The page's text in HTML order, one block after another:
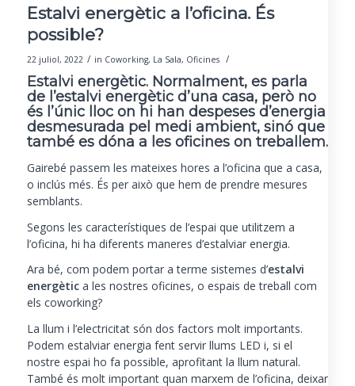
Estalvi energètic a l’oficina. És
possible?
22 juliol, 2022 / in Coworking, La Sala, Oficines /
Estalvi energètic. Normalment, es parla
de l’estalvi energètic d’una casa, però no
és l’únic lloc on hi han despeses d’energia
desmesurada pel medi ambient, sinó que
també es dóna a les oficines on treballem.
Gairebé passem les mateixes hores a l’oficina que a casa,
o inclús més. És per això que hem de prendre mesures
semblants.
Segons les característiques de l’espai que utilitzem a
l’oficina, hi ha diferents maneres d’estalviar energia.
Ara bé, com podem portar a terme sistemes d’estalvi
energètica les nostres oficines, o espais de treball com
els coworking?
La llum i l’electricitat són dos factors molt importants.
Podem estalviar energia fent servir llums LED i, si el
nostre espai ho fa possible, aprofitant la llum natural.
També és molt important quan marxem de l’oficina, deixar